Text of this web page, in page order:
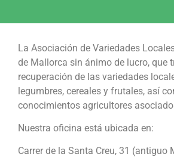
La Asociación de Variedades
de Mallorca sin ánimo de lucro, que
recuperación de las variedades
legumbres, cereales y frutales, así
conocimientos agricultores
Nuestra oficina está ubicada en:
Carrer de la Santa Creu, 31 (antiguo